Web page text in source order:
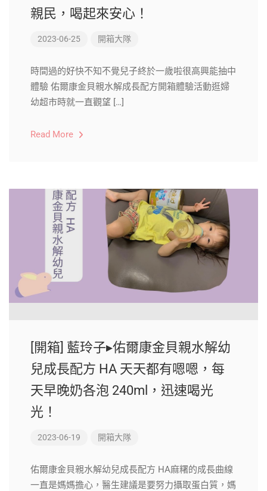
親民，喝起來安心！
2023-06-25 開箱大隊
時間過的好快不知不覺兒子終於一歲啦很高興能抽中
體驗 佑爾康金貝親水解成長配方開箱體驗活動逛婦
幼超市時就一直觀望 […]
Read More
[開箱] 藍玲子▸佑爾康金貝親水解幼
兒成長配方 HA 天天都有嗯嗯，每
天早晚奶各泡 240ml，迅速喝光
光！
2023-06-19 開箱大隊
佑爾康金貝親水解幼兒成長配方 HA麻糬的成長曲線
一直是媽媽擔心，醫生建議是要努力攝取蛋白質，媽